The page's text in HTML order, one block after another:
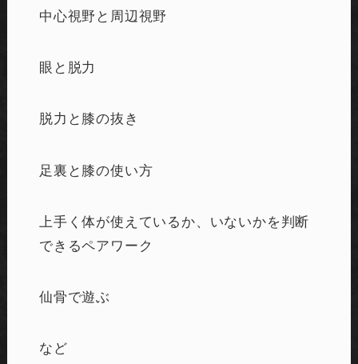
中心視野と周辺視野
眼と脱力
脱力と膝の抜き
足裏と膝の使い方
上手く体が使えているか、いないかを判断
できるペアワーク
仙骨で遊ぶ
など